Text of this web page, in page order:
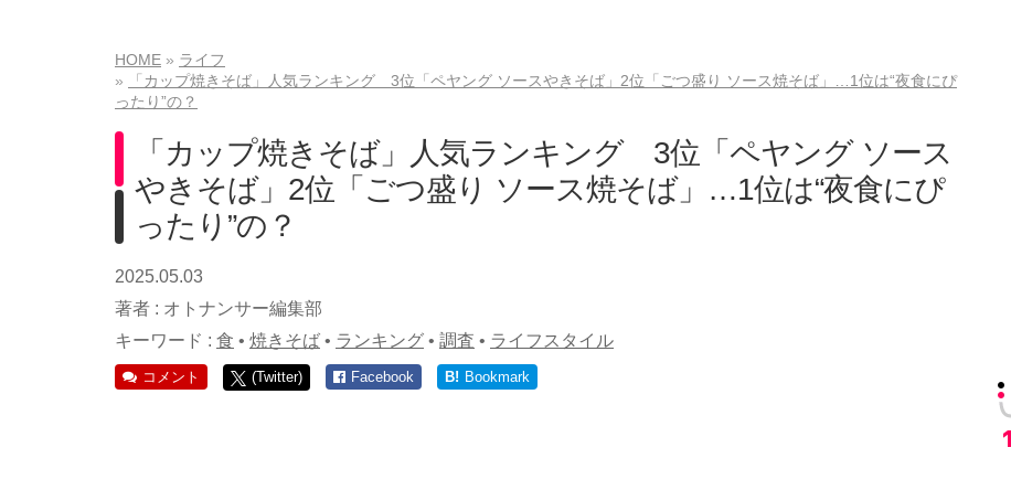
HOME
ライフ
「カップ焼きそば」人気ランキング 3位「ペヤング ソースやきそば」2位「ごつ盛り ソース焼そば」…1位は“夜食にぴ
ったり”の？
「カップ焼きそば」人気ランキング 3位「ペヤング ソース
やきそば」2位「ごつ盛り ソース焼そば」…1位は“夜食にぴ
ったり”の？
2025.05.03
著者 : オトナンサー編集部
キーワード : 食 • 焼きそば • ランキング • 調査 • ライフスタイル
コメント (Twitter) Facebook B! Bookmark